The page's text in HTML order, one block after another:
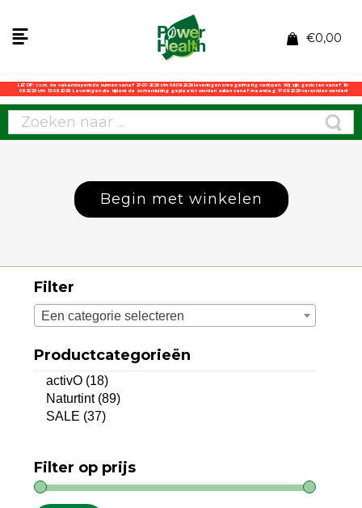
€0,00
LET OP: i.v.m. de vakantieperiode kunnen vanaf 27-07-2026 t/m 06-08-2026 leveringen onregelmatig verlopen. Wij zijn gesloten vanaf 10-
08-2026 t/m 13-08-2026. Leveringen die tijdens de zomersluiting geplaatst worden zullen vanaf maandag 17-08-2026 verzonden worden!
Begin met winkelen
Filter
Een categorie selecteren
Productcategorieën
activO (18)
Naturtint (89)
SALE (37)
Filter op prijs